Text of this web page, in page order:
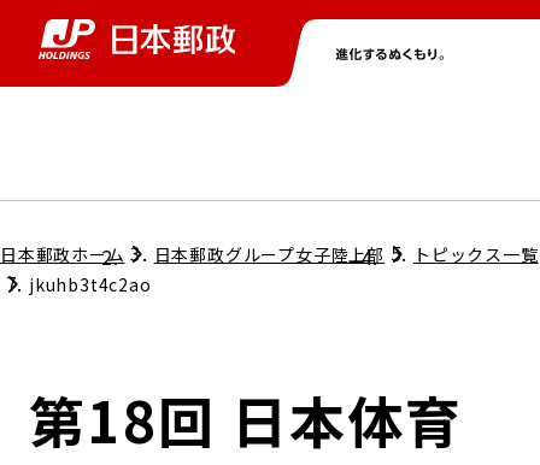
グループ情報トップ
コンプライアンス
株主・投資家情報トップ
個人投資家のみなさまへ
ニューストップ
サステナビリティトップ
担当役員メッセージ
採用情報トップ
日本郵政ホーム 日本郵政グループ女子陸上部
トピックス一覧
jkuhb3t4c2ao
第18回 日本体育